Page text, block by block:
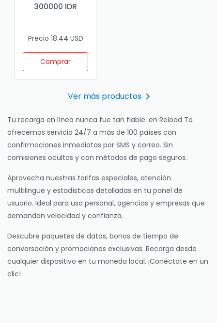
300000 IDR
Precio 18.44 USD
Comprar
Ver más productos
Tu recarga en línea nunca fue tan fiable: en Reload To
ofrecemos servicio 24/7 a más de 100 países con
confirmaciones inmediatas por SMS y correo. Sin
comisiones ocultas y con métodos de pago seguros.
Aprovecha nuestras tarifas especiales, atención
multilingüe y estadísticas detalladas en tu panel de
usuario. Ideal para uso personal, agencias y empresas que
demandan velocidad y confianza.
Descubre paquetes de datos, bonos de tiempo de
conversación y promociones exclusivas. Recarga desde
cualquier dispositivo en tu moneda local. ¡Conéctate en un
clic!